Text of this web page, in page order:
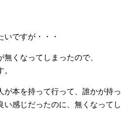
いですが・・・
くなってしまったので、
が本を持って行って、誰かが持っ
い感じだったのに、無くなってし